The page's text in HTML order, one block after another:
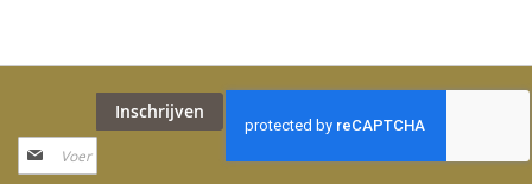
Abonneer
u
Inschrijven